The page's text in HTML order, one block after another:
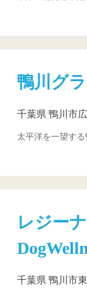
鴨川グ
千葉県 鴨川市
太平洋を一望す
レジー
千葉県 鴨川市